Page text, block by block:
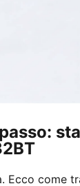
Ecco come